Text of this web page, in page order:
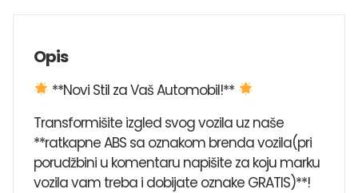
Opis
**Novi Stil za Vaš Automobil!**
Transformišite izgled svog vozila uz naše
**ratkapne ABS sa oznakom brenda vozila(pri
porudžbini u komentaru napišite za koju marku
vozila vam treba i dobijate oznake GRATIS)**!